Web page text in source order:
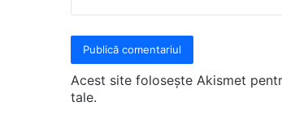
Acest site folosește Akismet
tale.